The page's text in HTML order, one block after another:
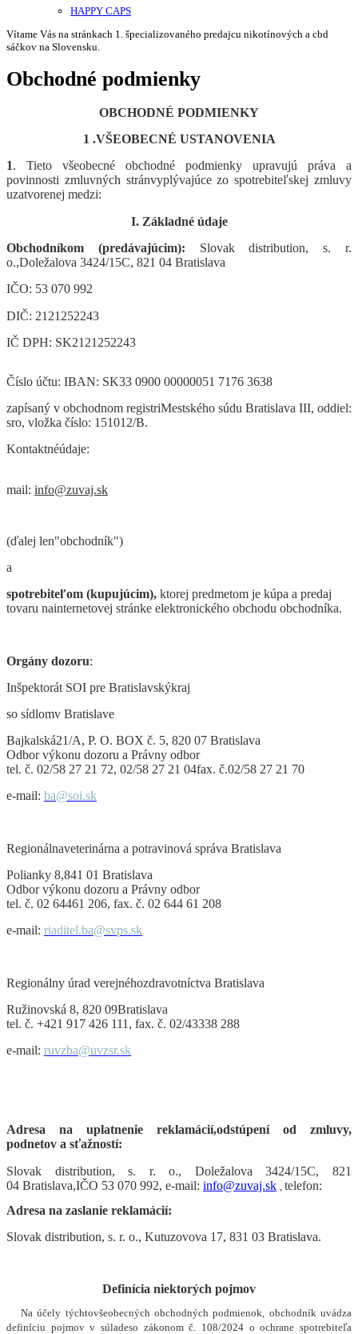
HAPPY CAPS
Vítame Vás na stránkach 1. špecializovaného predajcu nikotínových a cbd
sáčkov na Slovensku.
Obchodné podmienky
OBCHODNÉ PODMIENKY
1 .VŠEOBECNÉ USTANOVENIA
1. Tieto všeobecné obchodné podmienky upravujú práva a
povinnosti zmluvných stránvyplývajúce zo spotrebiteľskej zmluvy
uzatvorenej medzi:
I. Základné údaje
Obchodníkom (predávajúcim): Slovak distribution, s. r.
o.,Doležalova 3424/15C, 821 04 Bratislava
IČO: 53 070 992
DIČ: 2121252243
IČ DPH: SK2121252243
Číslo účtu: IBAN: SK33 0900 00000051 7176 3638
zapísaný v obchodnom registriMestského súdu Bratislava III, oddiel:
sro, vložka číslo: 151012/B.
Kontaktnéúdaje:
mail: info@zuvaj.sk
(ďalej len"obchodník")
a
spotrebiteľom (kupujúcim), ktorej predmetom je kúpa a predaj
tovaru nainternetovej stránke elektronického obchodu obchodníka.
Orgány dozoru:
Inšpektorát SOI pre Bratislavskýkraj
so sídlomv Bratislave
Bajkalská21/A, P. O. BOX č. 5, 820 07 Bratislava
Odbor výkonu dozoru a Právny odbor
tel. č. 02/58 27 21 72, 02/58 27 21 04fax. č.02/58 27 21 70
e-mail: ba@soi.sk
Regionálnaveterinárna a potravinová správa Bratislava
Polianky 8,841 01 Bratislava
Odbor výkonu dozoru a Právny odbor
tel. č. 02 64461 206, fax. č. 02 644 61 208
e-mail: riaditel.ba@svps.sk
Regionálny úrad verejnéhozdravotníctva Bratislava
Ružinovská 8, 820 09Bratislava
tel. č. +421 917 426 111, fax. č. 02/43338 288
e-mail: ruvzba@uvzsr.sk
Adresa na uplatnenie reklamácií,odstúpení od zmluvy,
podnetov a sťažností:
Slovak distribution, s. r. o., Doležalova 3424/15C, 821
04 Bratislava,IČO 53 070 992, e-mail: info@zuvaj.sk telefon:
Adresa na zaslanie reklamácií:
Slovak distribution, s. r. o., Kutuzovova 17, 831 03 Bratislava.
Definícia niektorých pojmov
Na účely týchtovšeobecných obchodných podmienok, obchodník uvádza
definíciu pojmov v súladeso zákonom č. 108/2024 o ochrane spotrebiteľa